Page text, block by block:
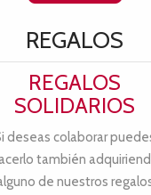
REGALOS
REGALOS
SOLIDARIOS
deseas colaborar
también
de nuestros